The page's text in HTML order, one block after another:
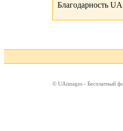
Благодарность
© UAimages - Бесплатный